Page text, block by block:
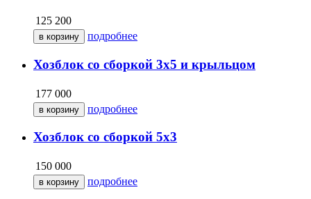
125 200
подробнее
Хозблок со сборкой 3х5 и крыльцом
177 000
подробнее
Хозблок со сборкой 5х3
150 000
подробнее